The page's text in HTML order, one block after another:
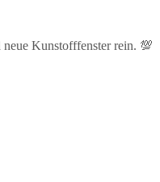
Kunstofffenster rein. 💯